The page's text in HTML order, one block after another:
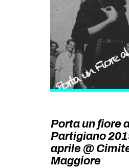
ABOUT
GAZA
CSOA
STUDENTI
ZAM
MILANO
Porta un fiore
Partigiano
aprile @
Maggiore